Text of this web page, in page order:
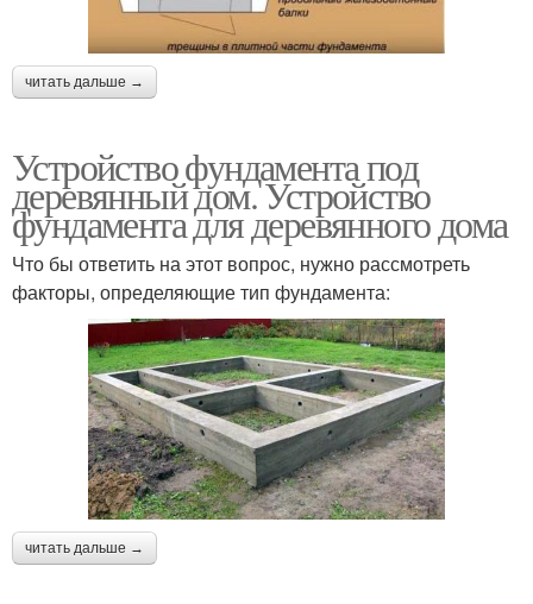
читать дальше →
Устройство фундамента под
деревянный дом. Устройство
фундамента для деревянного дома
Что бы ответить на этот вопрос, нужно рассмотреть
факторы, определяющие тип фундамента:
читать дальше →